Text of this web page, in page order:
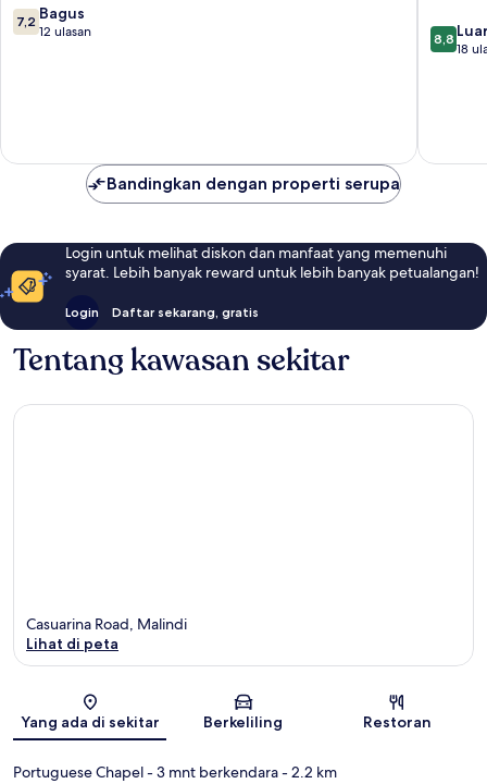
7.2
dari
7,2 Bagus
12 ulasan
8.8
dari
8,8
18
Bandingkan dengan properti serupa
Login untuk melihat diskon dan manfaat yang memenuhi
syarat. Lebih banyak reward untuk lebih banyak petualangan!
Login Daftar sekarang, gratis
Tentang kawasan sekitar
Peta
Casuarina Road, Malindi
Lihat di peta
Yang ada di sekitar Berkeliling Restoran
Portuguese Chapel- 3 mnt berkendara- 2.2 km